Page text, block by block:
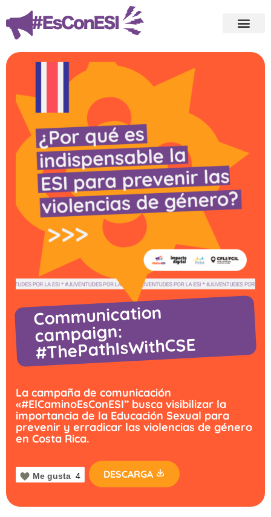
Communication
campaign:
#ThePathIsWithCSE
La campaña de comunicación
«#ElCaminoEsConESI” busca visibilizar la
importancia de la Educación Sexual para
prevenir y erradicar las violencias de género
en Costa Rica.
Me gusta 4 DESCARGA